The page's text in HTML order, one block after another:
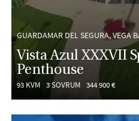
GUARDAMAR DEL SEGURA, VEGA
Vista Azul XXXVII
Penthouse
93 KVM 3 SOVRUM 344 900 €